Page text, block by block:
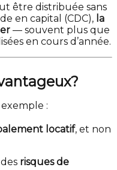
être distribuée sans
en capital (CDC), la
— souvent plus que
en cours d’année.
:
locatif, et non
risques de